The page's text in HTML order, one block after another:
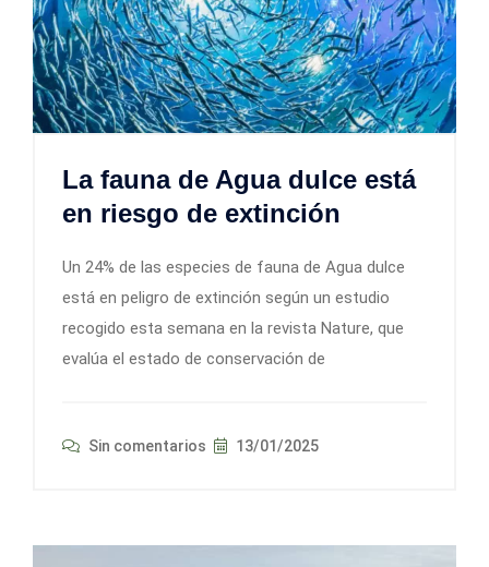
La fauna de Agua dulce está
en riesgo de extinción
Un 24% de las especies de fauna de Agua dulce
está en peligro de extinción según un estudio
recogido esta semana en la revista Nature, que
evalúa el estado de conservación de
Sin comentarios 13/01/2025